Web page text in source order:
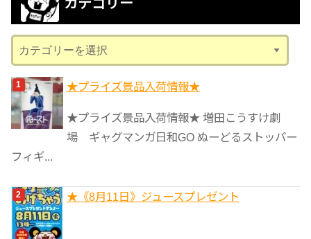
ブ
カテゴリー
テ
ゴ
リ
ー
★プライズ景品入荷情報★
★プライズ景品入荷情報★ 増田こうすけ劇
場 ギャグマンガ日和GO ぬーどるストッパー
フィギ...
★《8月11日》ジュースプレゼント